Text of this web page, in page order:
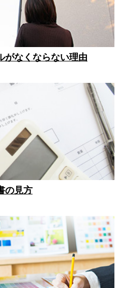
がなくならない理由
の見方